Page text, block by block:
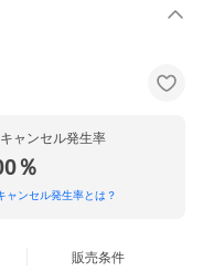
ャンセル発生率
％
ャンセル発生率とは？
販売条件